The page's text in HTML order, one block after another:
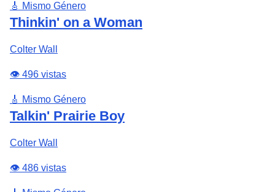
🎸 Mismo Género
Thinkin' on a Woman
Colter Wall
👁️ 496 vistas
🎸 Mismo Género
Talkin' Prairie Boy
Colter Wall
👁️ 486 vistas